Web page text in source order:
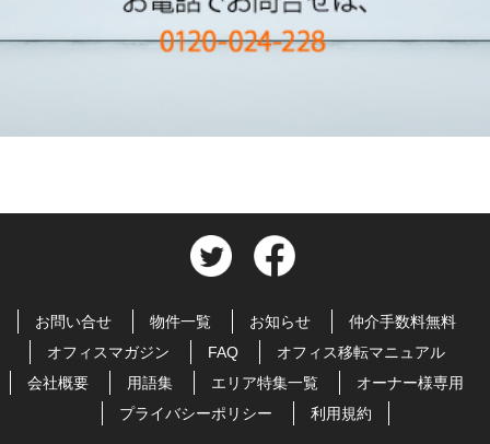
お問い合せ 物件一覧 お知らせ
仲介手数料無料
オフィスマガジン
FAQ
オフィス移転マニュアル
会社概要
用語集 エリア特集一覧
オーナー様専用
プライバシーポリシー
利用規約